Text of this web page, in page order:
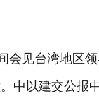
会见台湾地区
中以建交公报